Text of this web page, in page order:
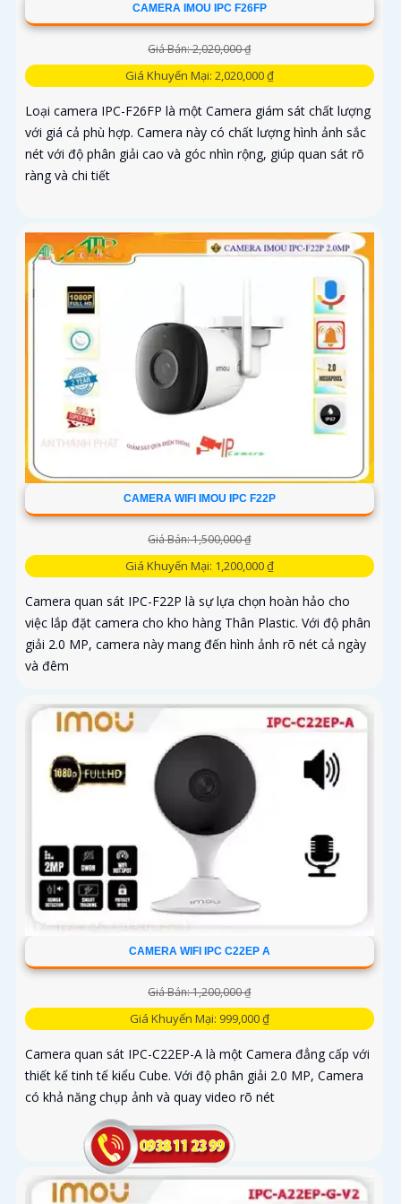
CAMERA IMOU IPC F26FP
Giá Bán: 2,020,000 ₫
Giá Khuyến Mại: 2,020,000 ₫
Loại camera IPC-F26FP là một Camera giám sát chất lượng
với giá cả phù hợp. Camera này có chất lượng hình ảnh sắc
nét với độ phân giải cao và góc nhìn rộng, giúp quan sát rõ
ràng và chi tiết
CAMERA WIFI IMOU IPC F22P
Giá Bán: 1,500,000 ₫
Giá Khuyến Mại: 1,200,000 ₫
Camera quan sát IPC-F22P là sự lựa chọn hoàn hảo cho
việc lắp đặt camera cho kho hàng Thân Plastic. Với độ phân
giải 2.0 MP, camera này mang đến hình ảnh rõ nét cả ngày
và đêm
CAMERA WIFI IPC C22EP A
Giá Bán: 1,200,000 ₫
Giá Khuyến Mại: 999,000 ₫
Camera quan sát IPC-C22EP-A là một Camera đẳng cấp với
thiết kế tinh tế kiểu Cube. Với độ phân giải 2.0 MP, Camera
có khả năng chụp ảnh và quay video rõ nét